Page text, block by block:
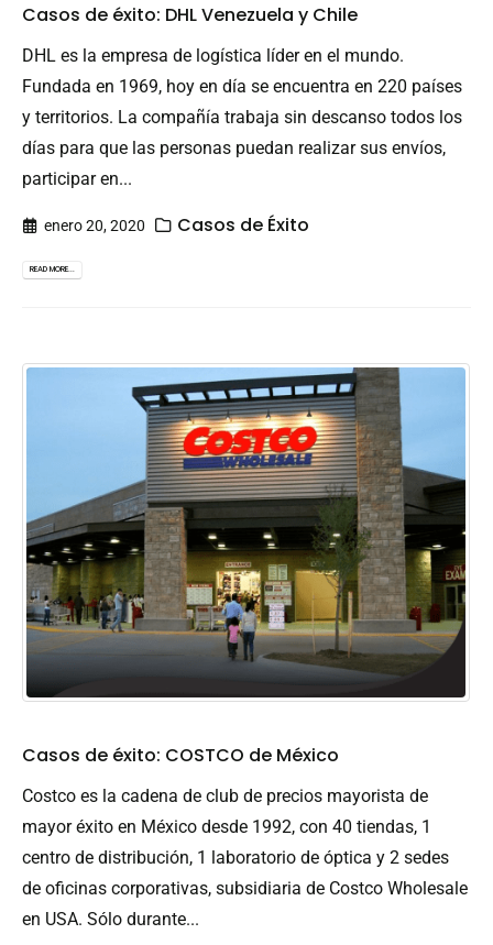
Casos de éxito: DHL Venezuela y Chile
DHL es la empresa de logística líder en el mundo.
Fundada en 1969, hoy en día se encuentra en 220 países
y territorios. La compañía trabaja sin descanso todos los
días para que las personas puedan realizar sus envíos,
participar en...
enero 20, 2020 Casos de Éxito
READ MORE...
Casos de éxito: COSTCO de México
Costco es la cadena de club de precios mayorista de
mayor éxito en México desde 1992, con 40 tiendas, 1
centro de distribución, 1 laboratorio de óptica y 2 sedes
de oficinas corporativas, subsidiaria de Costco Wholesale
en USA. Sólo durante...